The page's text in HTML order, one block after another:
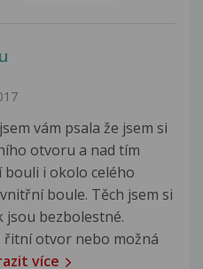
vám psala že jsem si
otvoru a nad tím
i okolo celého
boule. Těch jsem si
jsou bezbolestné.
řitní otvor nebo možná
více